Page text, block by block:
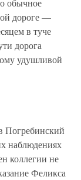
обычное
дороге —
в туче
дорога
удушливой
Погребинский
наблюдениях
коллегии не
Феликса